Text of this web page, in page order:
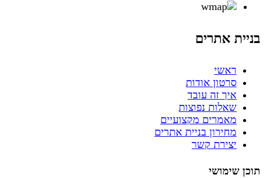
בניית אתרים
ראשי
סרטון אודות
איך זה עובד
שאלות נפוצות
מאמרים מקצועיים
מחירון בניית אתרים
יצירת קשר
תוכן שימושי